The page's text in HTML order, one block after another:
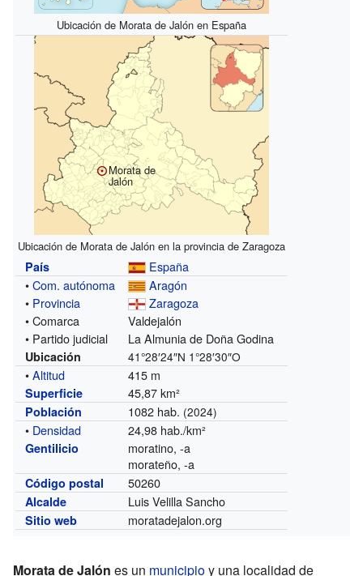
Ubicación de Morata de Jalón en España
Morata de
Jalón
Ubicación de Morata de Jalón en la provincia de Zaragoza
País
España
•Com. autónoma
Aragón
• Provincia
Zaragoza
• Comarca
Valdejalón
• Partido judicial
La Almunia de Doña Godina
Ubicación 41°28′24″N 1°28′30″O
•Altitud 415 m
Superficie 45,87 km²
Población 1082 hab. (2024)
• Densidad 24,98 hab./km²
Gentilicio
moratino, -a
morateño, -a
Código postal 50260
Alcalde Luis Velilla Sancho
Sitio web moratadejalon.org
Morata de Jalón es un municipioy una localidad de